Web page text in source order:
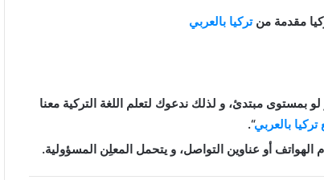
مقدمة منتركيا بالعربي
بمستوى مبتدئ، و لذلك ندعوك لتعلم اللغة التركية معنا
تركيا بالعربي“.
أو عناوين التواصل، و يتحمل المعلِن المسؤولية.